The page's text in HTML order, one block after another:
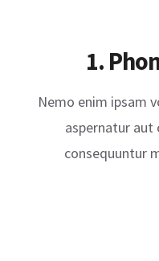
1.
Nemo enim ipsam
aspernatur
consequuntur